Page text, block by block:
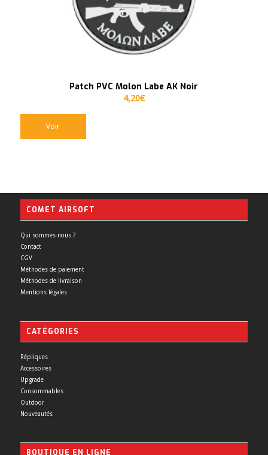
Patch PVC Molon Labe AK Noir
4,20€
Voir
COMET AIRSOFT
Qui sommes-nous ?
Contact
CGV
Méthodes de paiement
Méthodes de livraison
Mentions légales
CATÉGORIES
Répliques
Accessoires
Upgrade
Consommables
Outdoor
Nouveautés
BOUTIQUE EN LIGNE